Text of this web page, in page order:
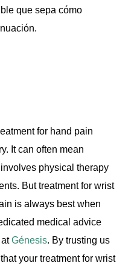
que sepa cómo
for hand pain
It can often mean
physical therapy
But treatment for wrist
is always best when
medical advice
atGénesis. By trusting us
your treatment for wrist